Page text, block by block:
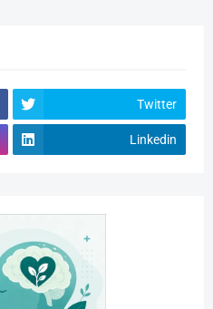
Twitter
Linkedin